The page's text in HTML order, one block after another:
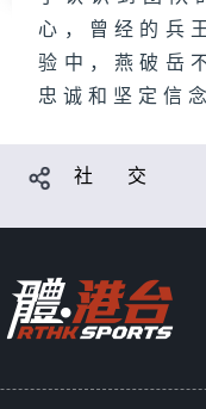
心，曾经的兵
验中，燕破岳
忠诚和坚定信
社 交